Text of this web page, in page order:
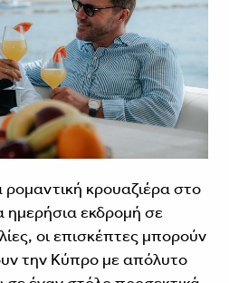
ρομαντική κρουαζιέρα στο
ημερήσια εκδρομή σε
οι επισκέπτες μπορούν
την Κύπρο με απόλυτο